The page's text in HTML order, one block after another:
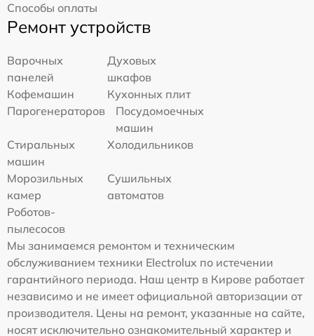
Способы оплаты
Ремонт устройств
Варочных
панелей
Духовых
шкафов
Кофемашин
Кухонных плит
Парогенераторов
Посудомоечных
машин
Стиральных
машин
Холодильников
Морозильных
камер
Сушильных
автоматов
Роботов-
пылесосов
Мы занимаемся ремонтом и техническим
обслуживанием техники Electrolux по истечении
гарантийного периода. Наш центр в Кирове работает
независимо и не имеет официальной авторизации от
производителя. Цены на ремонт, указанные на сайте,
носят исключительно ознакомительный характер и